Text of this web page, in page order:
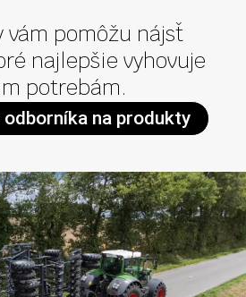
vám pomôžu nájsť
najlepšie vyhovuje
potrebám.
na produkty